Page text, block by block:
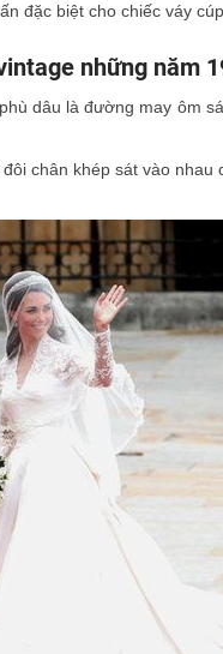
đặc biệt cho chiếc váy
những năm
dâu là đường may ôm
chân khép sát vào